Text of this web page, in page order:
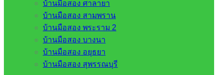
บ้านมือสอง ศาลายา
บ้านมือสอง สามพราน
บ้านมือสอง พระราม 2
บ้านมือสอง บางนา
บ้านมือสอง อยุธยา
บ้านมือสอง สุพรรณบุรี